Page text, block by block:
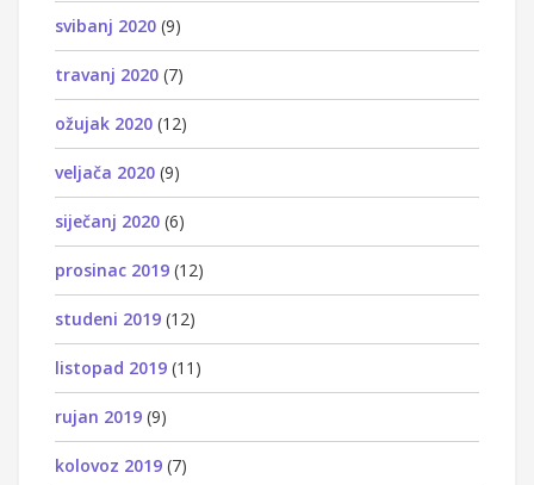
svibanj 2020 (9)
travanj 2020 (7)
ožujak 2020 (12)
veljača 2020 (9)
siječanj 2020 (6)
prosinac 2019 (12)
studeni 2019 (12)
listopad 2019 (11)
rujan 2019 (9)
kolovoz 2019 (7)